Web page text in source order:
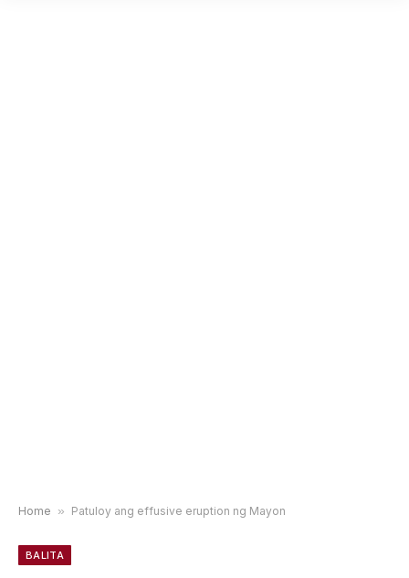
Home » Patuloy ang effusive eruption ng Mayon
BALITA